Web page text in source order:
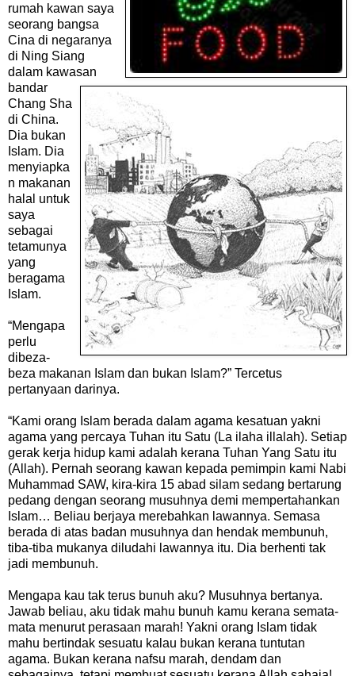
rumah kawan saya
seorang bangsa
Cina di negaranya
di Ning Siang
dalam kawasan
bandar
Chang Sha
di China.
Dia bukan
Islam. Dia
menyiapka
n makanan
halal untuk
saya
sebagai
tetamunya
yang
beragama
Islam.
“Mengapa
perlu
dibeza-
beza makanan Islam dan bukan Islam?” Tercetus
pertanyaan darinya.
“Kami orang Islam berada dalam agama kesatuan yakni
agama yang percaya Tuhan itu Satu (La ilaha illalah). Setiap
gerak kerja hidup kami adalah kerana Tuhan Yang Satu itu
(Allah). Pernah seorang kawan kepada pemimpin kami Nabi
Muhammad SAW, kira-kira 15 abad silam sedang bertarung
pedang dengan seorang musuhnya demi mempertahankan
Islam… Beliau berjaya merebahkan lawannya. Semasa
berada di atas badan musuhnya dan hendak membunuh,
tiba-tiba mukanya diludahi lawannya itu. Dia berhenti tak
jadi membunuh.
Mengapa kau tak terus bunuh aku? Musuhnya bertanya.
Jawab beliau, aku tidak mahu bunuh kamu kerana semata-
mata menurut perasaan marah! Yakni orang Islam tidak
mahu bertindak sesuatu kalau bukan kerana tuntutan
agama. Bukan kerana nafsu marah, dendam dan